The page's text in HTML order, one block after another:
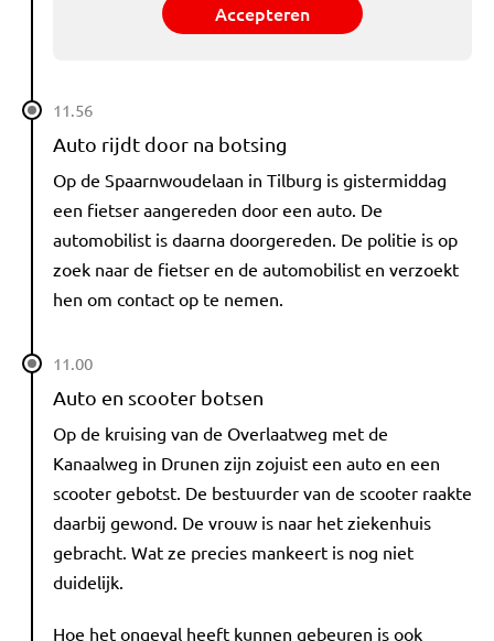
Accepteren
11.56
Auto rijdt door na botsing
Op de Spaarnwoudelaan in Tilburg is gistermiddag
een fietser aangereden door een auto. De
automobilist is daarna doorgereden. De politie is op
zoek naar de fietser en de automobilist en verzoekt
hen om contact op te nemen.
11.00
Auto en scooter botsen
Op de kruising van de Overlaatweg met de
Kanaalweg in Drunen zijn zojuist een auto en een
scooter gebotst. De bestuurder van de scooter raakte
daarbij gewond. De vrouw is naar het ziekenhuis
gebracht. Wat ze precies mankeert is nog niet
duidelijk.
Hoe het ongeval heeft kunnen gebeuren is ook